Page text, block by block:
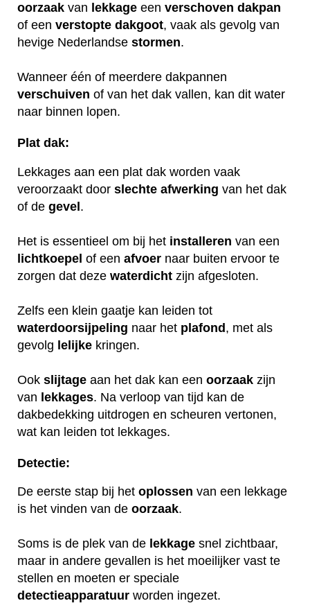
oorzaak van lekkage een verschoven dakpan
of een verstopte dakgoot, vaak als gevolg van
hevige Nederlandse stormen.
Wanneer één of meerdere dakpannen
verschuiven of van het dak vallen, kan dit water
naar binnen lopen.
Plat dak:
Lekkages aan een plat dak worden vaak
veroorzaakt door slechte afwerking van het dak
of de gevel.
Het is essentieel om bij het installeren van een
lichtkoepel of een afvoer naar buiten ervoor te
zorgen dat deze waterdicht zijn afgesloten.
Zelfs een klein gaatje kan leiden tot
waterdoorsijpeling naar het plafond, met als
gevolg lelijke kringen.
Ook slijtage aan het dak kan een oorzaak zijn
van lekkages. Na verloop van tijd kan de
dakbedekking uitdrogen en scheuren vertonen,
wat kan leiden tot lekkages.
Detectie:
De eerste stap bij het oplossen van een lekkage
is het vinden van de oorzaak.
Soms is de plek van de lekkage snel zichtbaar,
maar in andere gevallen is het moeilijker vast te
stellen en moeten er speciale
detectieapparatuur worden ingezet.